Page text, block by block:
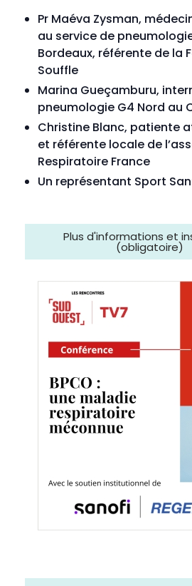
Pr Maéva Zysman,
au service de
Bordeaux, référente de la
Souffle
Marina Gueçamburu,
pneumologie G4 Nord au
Christine Blanc, patiente
et référente locale de
Respiratoire France
Un représentant Sport
Plus d'informations et
(obligatoire)